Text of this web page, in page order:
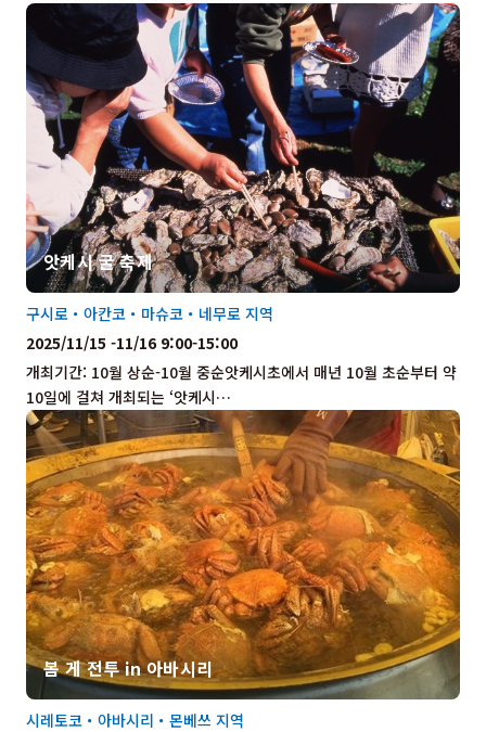
앗케시 굴 축제
개최기간: 10월 상순-10월 중순앗케시초에서 매년 10월 초순부터 약
10일에 걸쳐 개최되는 ‘앗케시…
구시로・아칸코・마슈코・네무로 지역
2025/11/15 -11/16 9:00-15:00
봄 게 전투 in 아바시리
시레토코・아바시리・몬베쓰 지역